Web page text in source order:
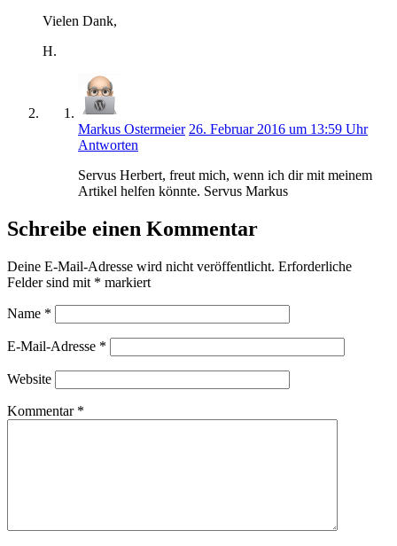
Vielen Dank,
H.
Markus Ostermeier 26. Februar 2016 um 13:59 Uhr
Antworten
Servus Herbert, freut mich, wenn ich dir mit meinem
Artikel helfen könnte. Servus Markus
Schreibe einen Kommentar
Deine E-Mail-Adresse wird nicht veröffentlicht. Erforderliche
Felder sind mit * markiert
Name *
E-Mail-Adresse *
Website
Kommentar *